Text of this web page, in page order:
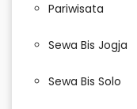
Pariwisata
Sewa Bis Jogja
Sewa Bis Solo